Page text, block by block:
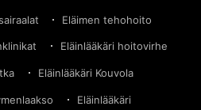
Eläimen tehohoito
Eläinlääkäri hoitovirhe
Eläinlääkäri Kouvola
Eläinlääkäri